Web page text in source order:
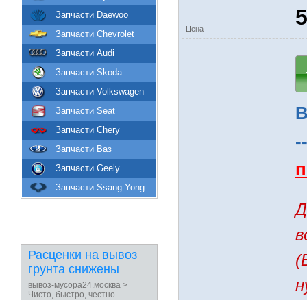
Цена
Запчасти Daewoo
Запчасти Chevrolet
Запчасти Audi
Запчасти Skoda
Запчасти Volkswagen
Запчасти Seat
Запчасти Chery
Запчасти Ваз
Запчасти Geely
Запчасти Ssang Yong
Расценки на вывоз
грунта снижены
вывоз-мусора24.москва >
Чисто, быстро, честно